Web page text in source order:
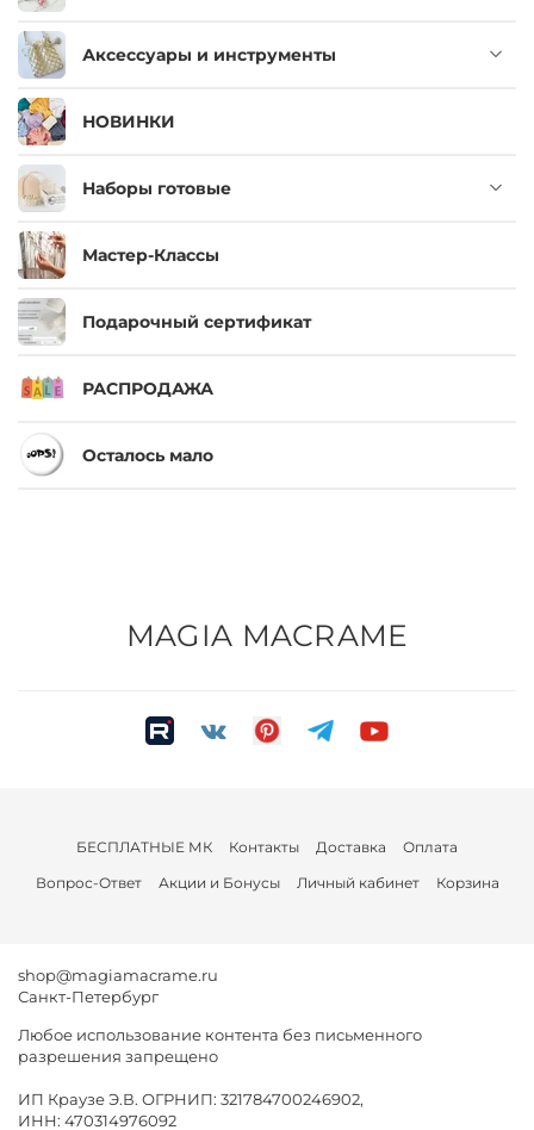
Аксессуары и инструменты
НОВИНКИ
Наборы готовые
Мастер-Классы
Подарочный сертификат
РАСПРОДАЖА
Осталось мало
MAGIA MACRAME
БЕСПЛАТНЫЕ МК Контакты Доставка
Оплата
Вопрос-Ответ
Акции и Бонусы Личный кабинет Корзина
shop@magiamacrame.ru
Санкт-Петербург
Любое использование контента без письменного
разрешения запрещено
ИП Краузе Э.В. ОГРНИП: 321784700246902,
ИНН: 470314976092